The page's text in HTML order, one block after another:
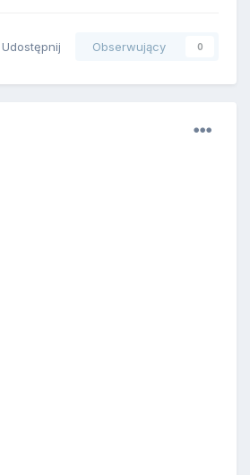
Udostępnij Obserwujący 0